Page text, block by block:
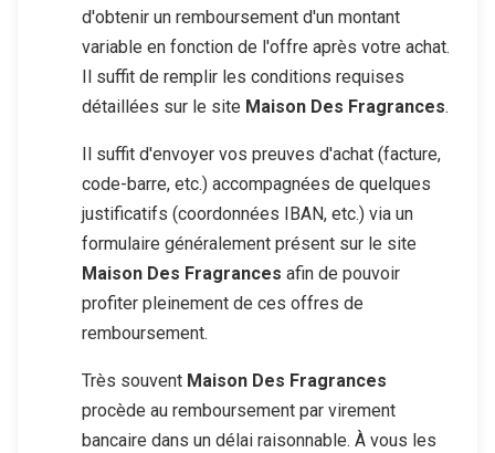
d'obtenir un remboursement d'un montant
variable en fonction de l'offre après votre achat.
Il suffit de remplir les conditions requises
détaillées sur le site Maison Des Fragrances.
Il suffit d'envoyer vos preuves d'achat (facture,
code-barre, etc.) accompagnées de quelques
justificatifs (coordonnées IBAN, etc.) via un
formulaire généralement présent sur le site
Maison Des Fragrances afin de pouvoir
profiter pleinement de ces offres de
remboursement.
Très souvent Maison Des Fragrances
procède au remboursement par virement
bancaire dans un délai raisonnable. À vous les